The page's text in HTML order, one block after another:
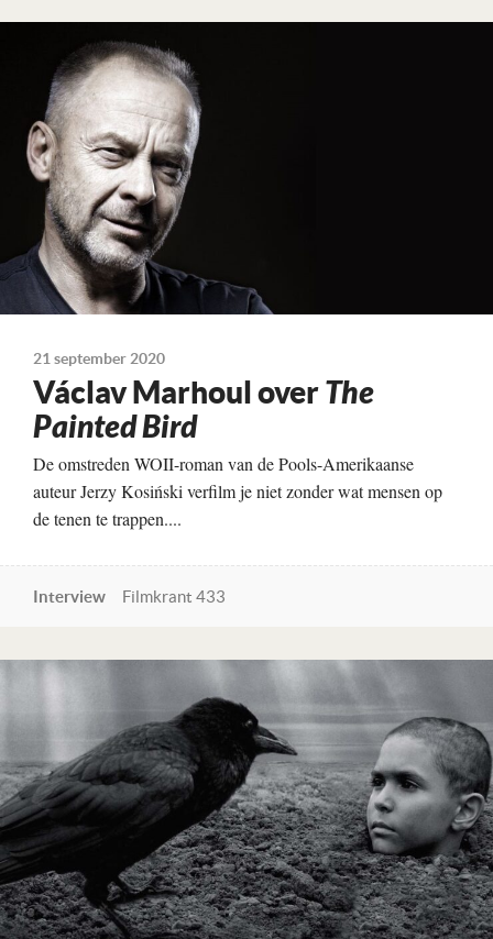
Zwart/wit, 169 minuten
Te zien vanaf
15-10-2020
Land
Tsjechië/Oekraïne/Slowakije, 2019
21 september 2020
Václav Marhoul overThe
Painted Bird
De omstreden WOII-roman van de Pools-Amerikaanse
auteur Jerzy Kosiński verfilm je niet zonder wat mensen op
de tenen te trappen....
Interview Filmkrant 433
Lees verder